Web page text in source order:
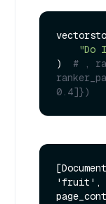
"Do
) # ,
0.4]})
'fruit',